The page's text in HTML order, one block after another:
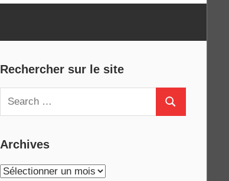
Rechercher sur le site
Search
for:
Search
Archives
Archives